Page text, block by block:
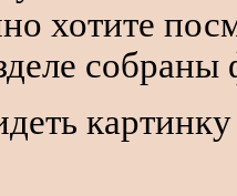
хотите